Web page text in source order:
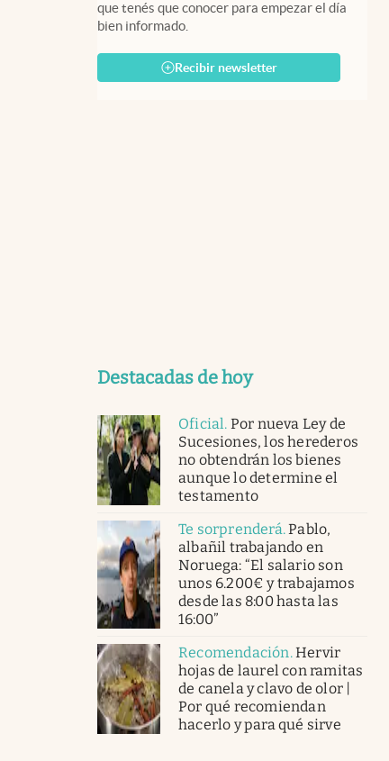
que tenés que conocer para empezar el día
bien informado.
Recibir newsletter
Destacadas de hoy
Oficial. Por nueva Ley de
Sucesiones, los herederos
no obtendrán los bienes
aunque lo determine el
testamento
Te sorprenderá.Pablo,
albañil trabajando en
Noruega: “El salario son
unos 6.200€ y trabajamos
desde las 8:00 hasta las
16:00”
Recomendación.Hervir
hojas de laurel con ramitas
de canela y clavo de olor |
Por qué recomiendan
hacerlo y para qué sirve